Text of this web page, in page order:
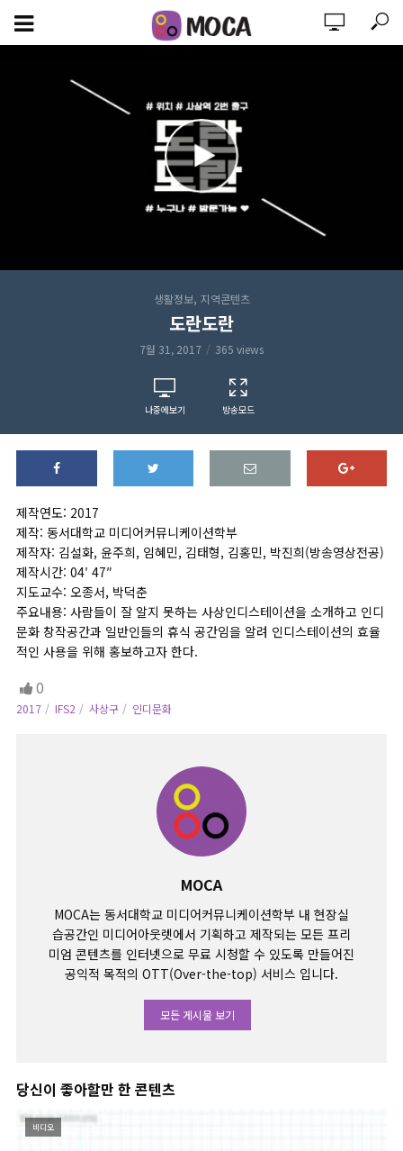
생활정보, 지역콘텐츠
도란도란
7월 31, 2017 365 views
나중에보기 방송모드
제작연도: 2017
제작: 동서대학교 미디어커뮤니케이션학부
제작자: 김설화, 윤주희, 임혜민, 김태형, 김홍민, 박진희(방송영상전공)
제작시간: 04′ 47″
지도교수: 오종서, 박덕춘
주요내용: 사람들이 잘 알지 못하는 사상인디스테이션을 소개하고 인디
문화 창작공간과 일반인들의 휴식 공간임을 알려 인디스테이션의 효율
적인 사용을 위해 홍보하고자 한다.
0
2017 IFS2 사상구 인디문화
MOCA
MOCA는 동서대학교 미디어커뮤니케이션학부 내 현장실
습공간인 미디어아웃렛에서 기획하고 제작되는 모든 프리
미엄 콘텐츠를 인터넷으로 무료 시청할 수 있도록 만들어진
공익적 목적의 OTT(Over-the-top) 서비스 입니다.
모든 게시물 보기
당신이 좋아할만 한 콘텐츠
비디오